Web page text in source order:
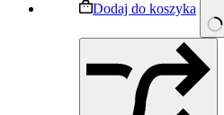
Dodaj do koszyka